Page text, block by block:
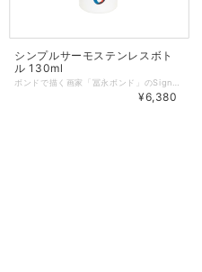
シンプルサーモステンレスボト
ル 130ml
¥6,380